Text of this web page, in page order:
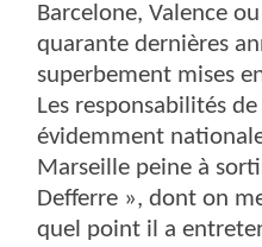
Barcelone, Valence
quarante dernières
superbement mises
Les responsabilités
évidemment
Marseille peine à
Defferre », dont on
quel point il a